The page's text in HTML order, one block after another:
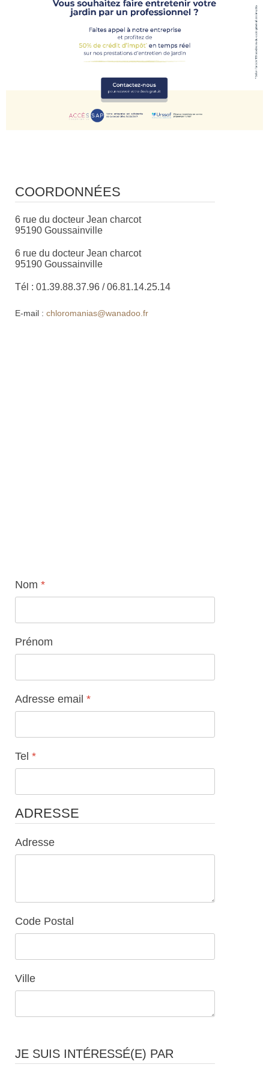
COORDONNÉES
6 rue du docteur Jean charcot
95190 Goussainville
6 rue du docteur Jean charcot
95190 Goussainville
Tél : 01.39.88.37.96 / 06.81.14.25.14
E-mail : chloromanias@wanadoo.fr
Nom *
Prénom
Adresse email *
Tel *
ADRESSE
Adresse
Code Postal
Ville
JE SUIS INTÉRESSÉ(E) PAR